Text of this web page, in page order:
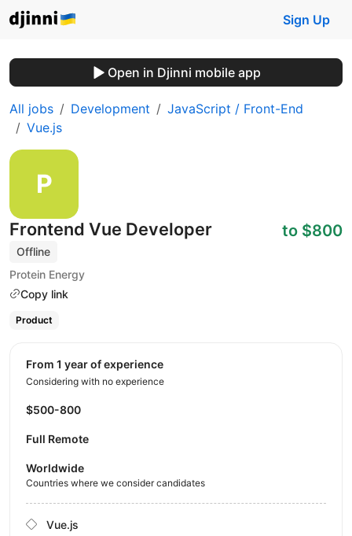
Sign Up
Open in Djinni mobile app
All jobs Development
JavaScript / Front-End
Vue.js
Frontend Vue Developer
Offline
Protein Energy
Copy link
to $800
Product
from 1 year of experience
Considering with no experience
$500-800
Full Remote
Worldwide
Countries where we consider candidates
Vue.js